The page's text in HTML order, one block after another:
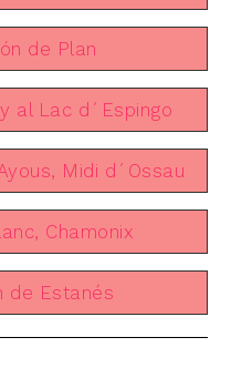
de Plan
al Lac d´Espingo
Midi d´Ossau
Chamonix
de Estanés